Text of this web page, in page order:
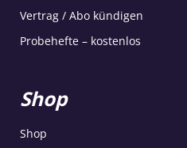
Vertrag / Abo kündigen
Probehefte – kostenlos
Shop
Shop